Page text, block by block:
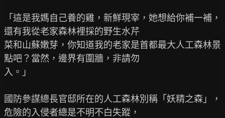
「這是我媽自己養的雞，新鮮現宰，她想給你補一補，
還有我從老家森林裡採的野生水芹
菜和山蘇嫩芽，你知道我的老家是首都最大人工森林景
點吧？當然，邊界有圍牆，非請勿
入。」
國防參謀總長官邸所在的人工森林別稱「妖精之森」，
危險的入侵者總是不明不白失蹤，